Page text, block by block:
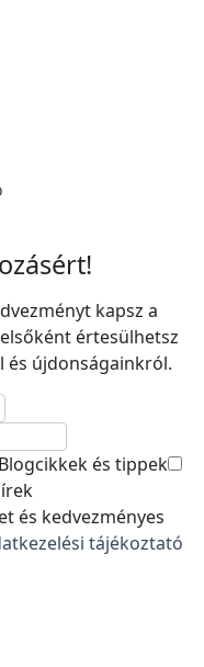
kapsz a
értesülhetsz
újdonságainkról.
Blogcikkek és tippek
és kedvezményes
tájékoztató